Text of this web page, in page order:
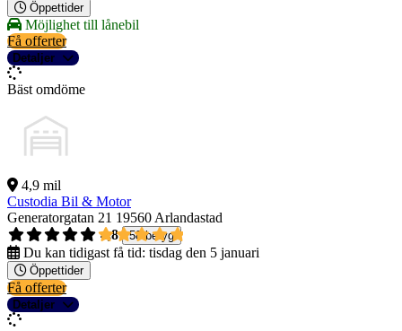
Öppettider
Möjlighet till lånebil
Få offerter
Detaljer
Bäst omdöme
4,9 mil
Custodia Bil & Motor
Generatorgatan 21 19560 Arlandastad
4,8
58 betyg
Du kan tidigast få tid: tisdag den 5 januari
Öppettider
Få offerter
Detaljer